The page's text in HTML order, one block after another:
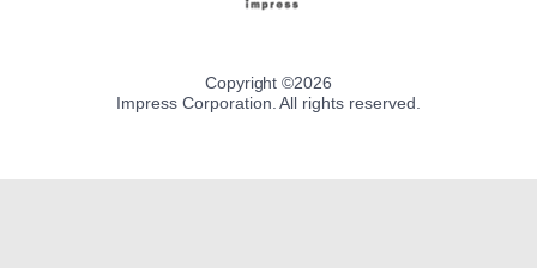
Copyright ©2026
Impress Corporation. All rights reserved.